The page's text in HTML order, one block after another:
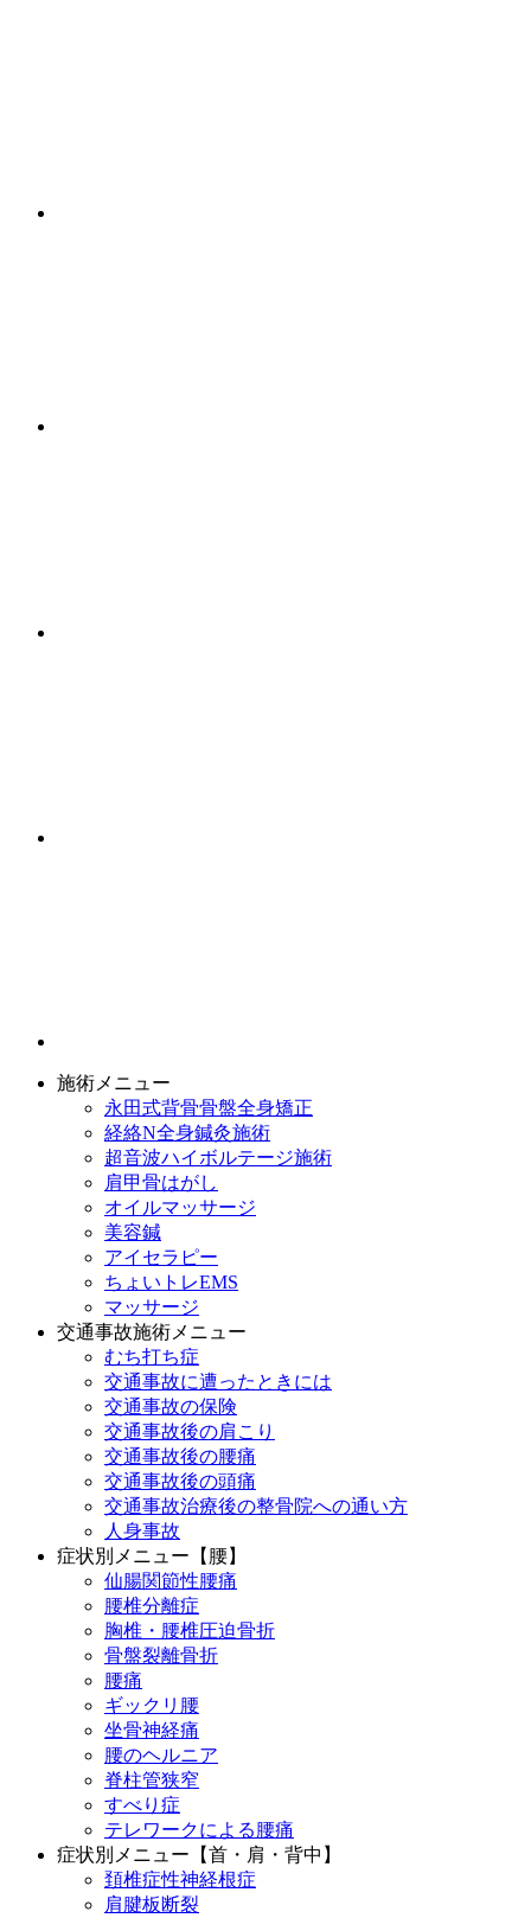
施術メニュー
永田式背骨骨盤全身矯正
経絡N全身鍼灸施術
超音波ハイボルテージ施術
肩甲骨はがし
オイルマッサージ
美容鍼
アイセラピー
ちょいトレEMS
マッサージ
交通事故施術メニュー
むち打ち症
交通事故に遭ったときには
交通事故の保険
交通事故後の肩こり
交通事故後の腰痛
交通事故後の頭痛
交通事故治療後の整骨院への通い方
人身事故
症状別メニュー【腰】
仙腸関節性腰痛
腰椎分離症
胸椎・腰椎圧迫骨折
骨盤裂離骨折
腰痛
ギックリ腰
坐骨神経痛
腰のヘルニア
脊柱管狭窄
すべり症
テレワークによる腰痛
症状別メニュー【首・肩・背中】
頚椎症性神経根症
肩腱板断裂